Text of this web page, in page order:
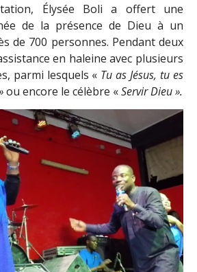
Élysée Boli a offert une
de la présence de Dieu à un
de 700 personnes. Pendant deux
en haleine avec plusieurs
parmi lesquels « Tu as Jésus, tu es
ou encore le célèbre «Servir Dieu».